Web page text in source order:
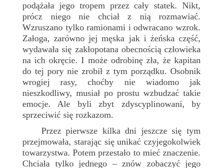
podążała jego tropem przez cały statek. Nikt,
prócz niego nie chciał z nią rozmawiać.
Wzruszano tylko ramionami i odwracano wzrok.
Załoga, zarówno jej męska jak i żeńska część,
wydawała się zakłopotana obecnością człowieka
na ich okręcie. I może odrobinę zła, że kapitan
do tej pory nie zrobił z tym porządku. Osobnik
wrogiej rasy, choćby nie wiadomo jak
nieszkodliwy, musiał po prostu wzbudzać takie
emocje. Ale byli zbyt zdyscyplinowani, by
sprzeciwić się rozkazom.
Przez pierwsze kilka dni jeszcze się tym
przejmowała, starając się unikać czyjegokolwiek
towarzystwa. Potem przestało to mieć znaczenie.
Chciała tylko jednego – znów zobaczyć jego